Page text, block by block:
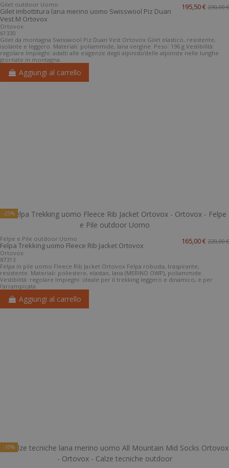
Gilet outdoor Uomo
Gilet imbottitura lana merino uomo Swisswool Piz Duan
Vest M Ortovox
Ortovox
61330
195,50 € 230,00 €
Gilet da montagna Swisswool Piz Duan Vest Ortovox Gilet elastico, resistente,
isolante e leggero. Materiali: poliammide, lana vergine Peso: 196 g Vestibilità:
regolare Impieghi: adatti alle esigenze degli alpinisti/delle alpiniste nelle lunghe
giornate in montagna.
Aggiungi al carrello
-25%
Felpe e Pile outdoor Uomo
Felpa Trekking uomo Fleece Rib Jacket Ortovox
Ortovox
87313
165,00 € 220,00 €
Felpa in pile uomo Fleece Rib Jacket Ortovox Felpa robusta, traspirante,
resistente. Materiali: poliestere, elastan, lana (MERINO OWP), poliammide
Vestibilità: regolare Impieghi: ideale per il trekking leggero e dinamico, e per
l'arrampicata
Aggiungi al carrello
-10%